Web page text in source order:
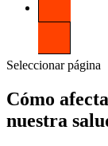
Seleccionar página
Cómo
nuestra